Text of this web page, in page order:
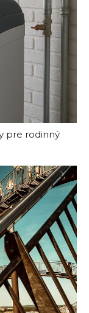
pre rodinný